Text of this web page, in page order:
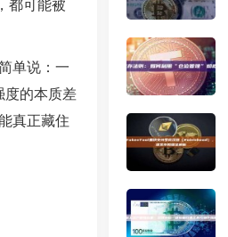
都可能被
单说：一
度的本质差
真正藏住